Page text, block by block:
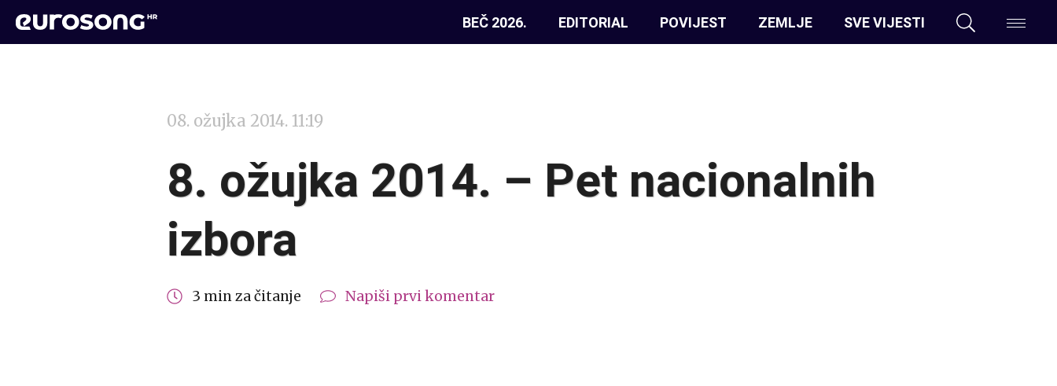
BEČ 2026. EDITORIAL POVIJEST ZEMLJE SVE VIJESTI
08. ožujka 2014. 11:19
8. ožujka 2014. – Pet nacionalnih
izbora
3 min za čitanje Napiši prvi komentar